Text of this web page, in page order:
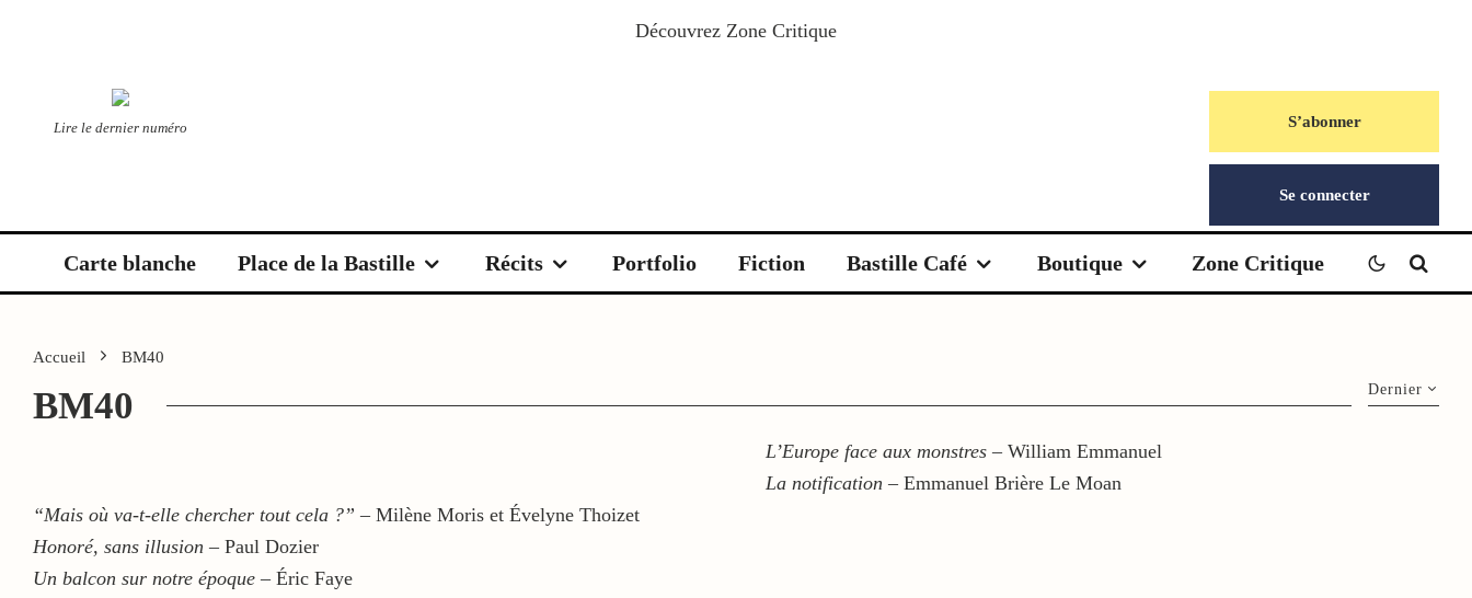
Découvrez Zone Critique
Lire le dernier numéro S’abonner
Se connecter
Carte blanche Place de la Bastille Récits Portfolio Fiction Bastille Café Boutique Zone Critique
Accueil BM40
Dernier
BM40
L’Europe face aux monstres – William Emmanuel
La notification – Emmanuel Brière Le Moan
“Mais où va-t-elle chercher tout cela ?” – Milène Moris et Évelyne Thoizet
Honoré, sans illusion – Paul Dozier
Un balcon sur notre époque – Éric Faye